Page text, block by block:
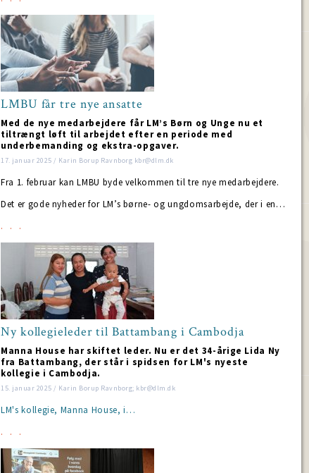
LMBU får tre nye ansatte
Med de nye medarbejdere får LM’s Børn og Unge nu et
tiltrængt løft til arbejdet efter en periode med
underbemanding og ekstra-opgaver.
17. januar 2025 / Karin Borup Ravnborg kbr@dlm.dk
Fra 1. februar kan LMBU byde velkommen til tre nye medarbejdere.
Det er gode nyheder for LM’s børne- og ungdomsarbejde, der i en…
Ny kollegieleder til Battambang i Cambodja
Manna House har skiftet leder. Nu er det 34-årige Lida Ny
fra Battambang, der står i spidsen for LM's nyeste
kollegie i Cambodja.
15. januar 2025 / Karin Borup Ravnborg; kbr@dlm.dk
LM's kollegie, Manna House, i…